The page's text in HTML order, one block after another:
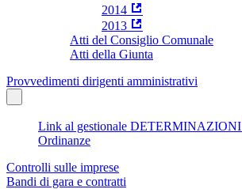
2014
2013
Atti del Consiglio Comunale
Atti della Giunta
Provvedimenti dirigenti amministrativi
Link al gestionale DETERMINAZIONI
Ordinanze
Controlli sulle imprese
Bandi di gara e contratti